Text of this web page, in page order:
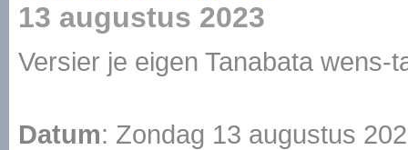
13 augustus 2023
Versier je eigen Tanabata wens-
Datum: Zondag 13 augustus